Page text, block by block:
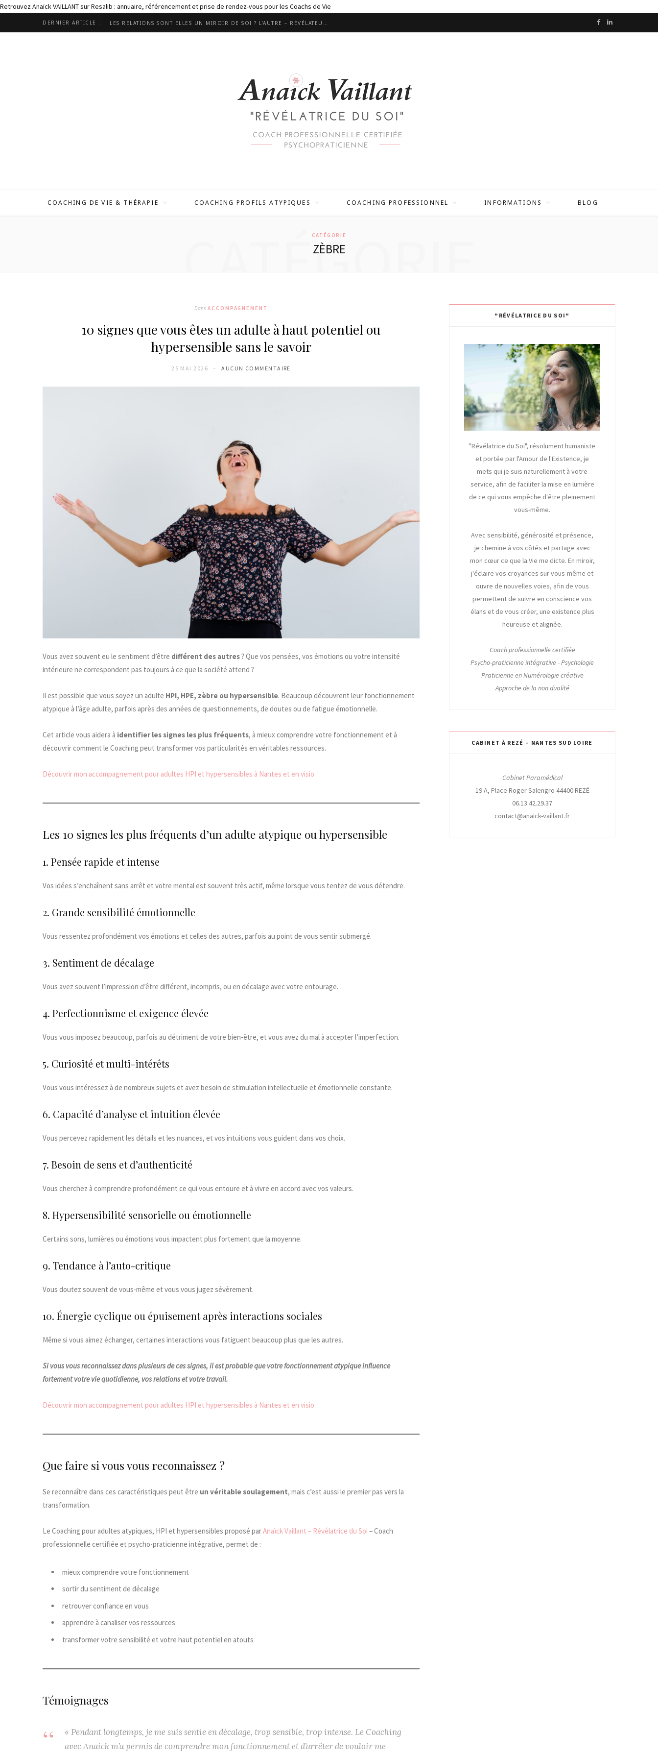
Retrouvez Anaïck VAILLANT sur Resalib : annuaire, référencement et prise de rendez-vous pour les Coachs de Vie
DERNIER ARTICLE : LES RELATIONS SONT ELLES UN MIROIR DE SOI ? L’AUTRE – RÉVÉLATEUR MALGRÉ LUI ? F L
COACHING DE VIE & THÉRAPIE COACHING PROFILS ATYPIQUES COACHING PROFESSIONNEL INFORMATIONS BLOG
CATÉGORIE
ZÈBRE
CATÉGORIE
Dans ACCOMPAGNEMENT
10 signes que vous êtes un adulte à haut potentiel ou
hypersensible sans le savoir
25 MAI 2026 AUCUN COMMENTAIRE
Vous avez souvent eu le sentiment d’être différent des autres? Que vos pensées, vos émotions ou votre intensité
intérieure ne correspondent pas toujours à ce que la société attend ?
Il est possible que vous soyez un adulte HPI, HPE, zèbre ou hypersensible. Beaucoup découvrent leur fonctionnement
atypique à l’âge adulte, parfois après des années de questionnements, de doutes ou de fatigue émotionnelle.
Cet article vous aidera à identifier les signes les plus fréquents, à mieux comprendre votre fonctionnement et à
découvrir comment le Coaching peut transformer vos particularités en véritables ressources.
Découvrir mon accompagnement pour adultes HPI et hypersensibles à Nantes et en visio
Les 10 signes les plus fréquents d’un adulte atypique ou hypersensible
1. Pensée rapide et intense
Vos idées s’enchaînent sans arrêt et votre mental est souvent très actif, même lorsque vous tentez de vous détendre.
2. Grande sensibilité émotionnelle
Vous ressentez profondément vos émotions et celles des autres, parfois au point de vous sentir submergé.
3. Sentiment de décalage
Vous avez souvent l’impression d’être différent, incompris, ou en décalage avec votre entourage.
4. Perfectionnisme et exigence élevée
Vous vous imposez beaucoup, parfois au détriment de votre bien-être, et vous avez du mal à accepter l’imperfection.
5. Curiosité et multi-intérêts
Vous vous intéressez à de nombreux sujets et avez besoin de stimulation intellectuelle et émotionnelle constante.
6. Capacité d’analyse et intuition élevée
Vous percevez rapidement les détails et les nuances, et vos intuitions vous guident dans vos choix.
7. Besoin de sens et d’authenticité
Vous cherchez à comprendre profondément ce qui vous entoure et à vivre en accord avec vos valeurs.
8. Hypersensibilité sensorielle ou émotionnelle
Certains sons, lumières ou émotions vous impactent plus fortement que la moyenne.
9. Tendance à l’auto-critique
Vous doutez souvent de vous-même et vous vous jugez sévèrement.
10. Énergie cyclique ou épuisement après interactions sociales
Même si vous aimez échanger, certaines interactions vous fatiguent beaucoup plus que les autres.
Si vous vous reconnaissez dans plusieurs de ces signes, il est probable que votre fonctionnement atypique influence
fortement votre vie quotidienne, vos relations et votre travail.
Découvrir mon accompagnement pour adultes HPI et hypersensibles à Nantes et en visio
Que faire si vous vous reconnaissez ?
Se reconnaître dans ces caractéristiques peut être un véritable soulagement, mais c’est aussi le premier pas vers la
transformation.
Le Coaching pour adultes atypiques, HPI et hypersensibles proposé parAnaïck Vaillant – Révélatrice du Soi – Coach
professionnelle certifiée et psycho-praticienne intégrative, permet de :
mieux comprendre votre fonctionnement
sortir du sentiment de décalage
retrouver confiance en vous
apprendre à canaliser vos ressources
transformer votre sensibilité et votre haut potentiel en atouts
Témoignages
« Pendant longtemps, je me suis sentie en décalage, trop sensible, trop intense. Le Coaching
avec Anaick m’a permis de comprendre mon fonctionnement et d’arrêter de vouloir me
"RÉVÉLATRICE DU SOI"
"Révélatrice du Soi", résolument humaniste
et portée par l'Amour de l'Existence, je
mets qui je suis naturellement à votre
service, afin de faciliter la mise en lumière
de ce qui vous empêche d'être pleinement
vous-même.
Avec sensibilité, générosité et présence,
je chemine à vos côtés et partage avec
mon cœur ce que la Vie me dicte. En miroir,
j'éclaire vos croyances sur vous-même et
ouvre de nouvelles voies, afin de vous
permettent de suivre en conscience vos
élans et de vous créer, une existence plus
heureuse et alignée.
Coach professionnelle certifiée
Psycho-praticienne intégrative - Psychologie
Praticienne en Numérologie créative
Approche de la non dualité
CABINET À REZÉ – NANTES SUD LOIRE
Cabinet Paramédical
19 A, Place Roger Salengro 44400 REZÉ
06.13.42.29.37
contact@anaick-vaillant.fr